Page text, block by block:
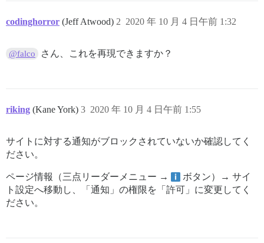
codinghorror (Jeff Atwood) 2020 年 10 月 4 日午前 1:32
2
@falco さん、これを再現できますか？
riking (Kane York) 2020 年 10 月 4 日午前 1:55
3
サイトに対する通知がブロックされていないか確認してく
ださい。
ページ情報（三点リーダーメニュー →
ボタン）→ サイ
ト設定へ移動し、「通知」の権限を「許可」に変更してく
ださい。